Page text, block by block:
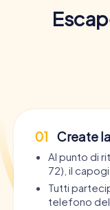
01 Create
Al punto di
72), il
Tutti
telefono